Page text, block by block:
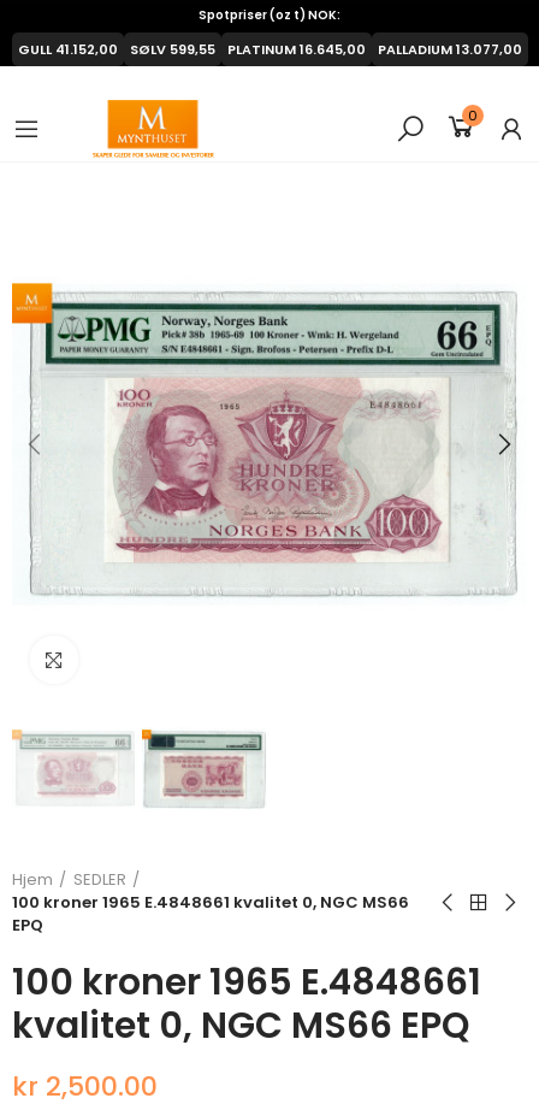
0
Spotpriser (oz t) NOK:
GULL41.152,00 SØLV 599,55 PLATINUM16.645,00 PALLADIUM13.077,00
Hjem
SEDLER
100 kroner 1965 E.4848661 kvalitet 0, NGC MS66
EPQ
100 kroner 1965 E.4848661
kvalitet 0, NGC MS66 EPQ
kr 2,500.00